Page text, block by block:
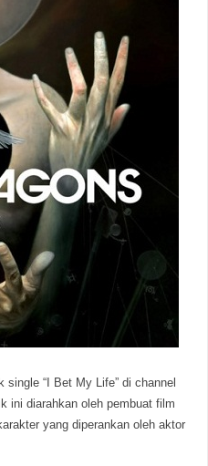
“I Bet My Life” di channel
ini diarahkan oleh pembuat film
yang diperankan oleh aktor